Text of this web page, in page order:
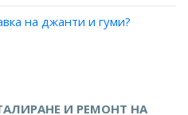
газови турбини?
двигатели?
двигатели с вътрешно
двигатели?
плаващо техническо
на джанти и гуми?
транспортни средства?
И РЕМОНТ НА